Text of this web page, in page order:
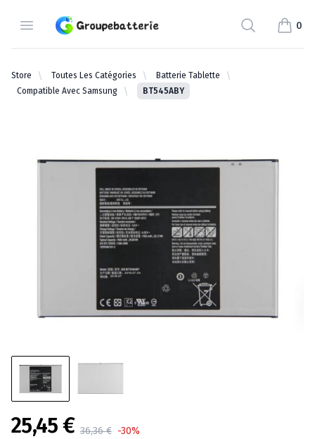
Open MenuGroupebatterie.com Search 0
items
Store Toutes Les Catégories
Batterie Tablette
Compatible Avec Samsung
BT545ABY
Product information
25,45 € 36,36 € -30%